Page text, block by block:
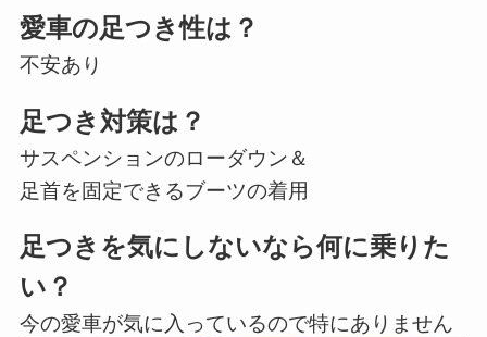
愛車の足つき性は？
不安あり
足つき対策は？
サスペンションのローダウン＆
足首を固定できるブーツの着用
足つきを気にしないなら何に乗りた
い？
今の愛車が気に入っているので特にありません